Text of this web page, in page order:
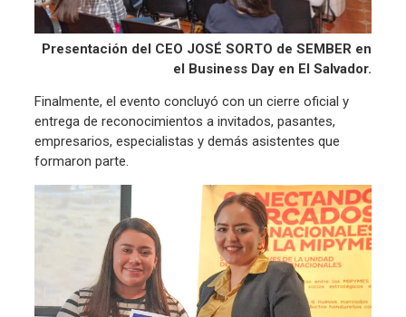
Presentación del CEO JOSÉ SORTO de SEMBER en
el Business Day en El Salvador.
Finalmente, el evento concluyó con un cierre oficial y
entrega de reconocimientos a invitados, pasantes,
empresarios, especialistas y demás asistentes que
formaron parte.